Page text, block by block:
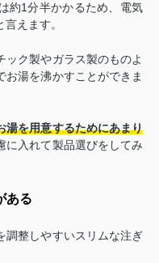
約1分半かかるため、電気
えます。
ック製やガラス製のものよ
お湯を沸かすことができま
湯を用意するためにあまり
に入れて製品選びをしてみ
ある
調整しやすいスリムな注ぎ